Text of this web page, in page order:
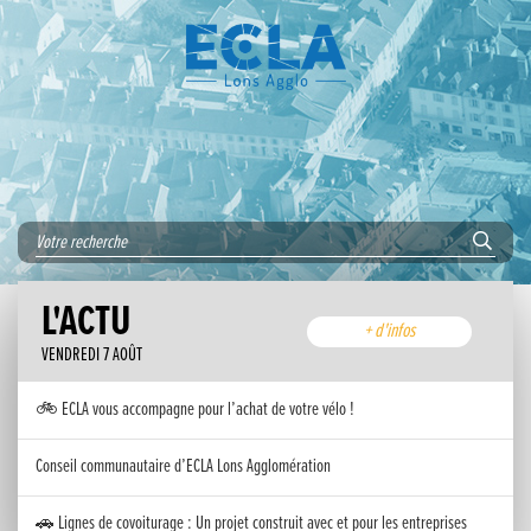
L'ACTU
VENDREDI 7 AOÛT
+ d'infos
🚲 ECLA vous accompagne pour l’achat de votre vélo !
Conseil communautaire d’ECLA Lons Agglomération
🚗 Lignes de covoiturage : Un projet construit avec et pour les entreprises